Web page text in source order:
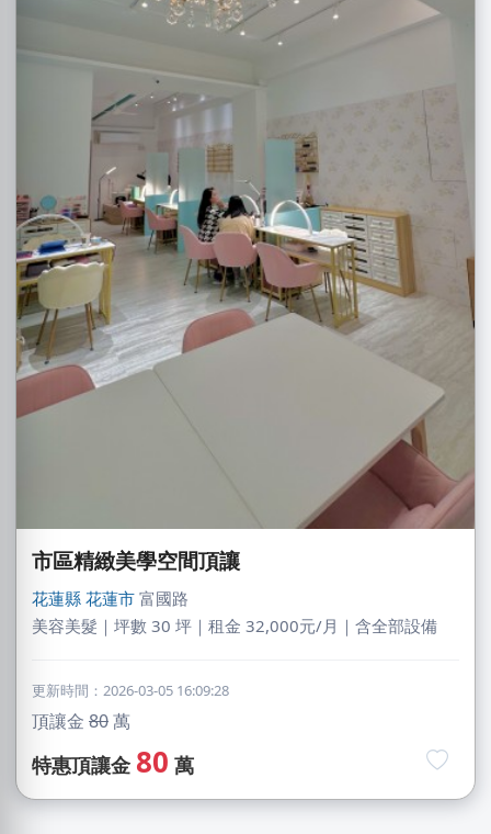
市區精緻美學空間頂讓
花蓮縣 花蓮市 富國路
美容美髮｜坪數 30 坪｜租金 32,000元/月｜含全部設備
更新時間：2026-03-05 16:09:28
頂讓金 80萬
特惠頂讓金 80 萬
新北市｜預算 50萬~100萬元